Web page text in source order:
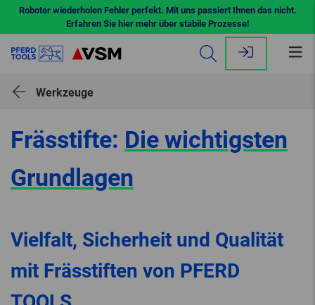
Roboter wiederholen Fehler perfekt. Mit uns passiert Ihnen das nicht.
Erfahren Sie hier mehr über stabile Prozesse!
Werkzeuge
Frässtifte: Die wichtigsten
Grundlagen
Vielfalt, Sicherheit und Qualität
mit Frässtiften von PFERD